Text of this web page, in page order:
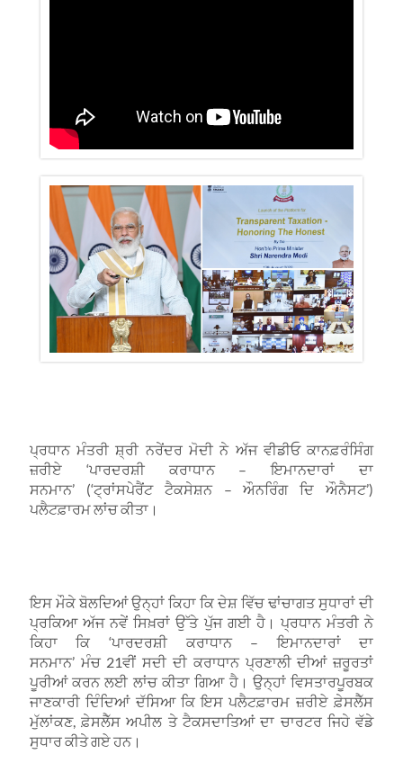
ਪ੍ਰਧਾਨ ਮੰਤਰੀ ਸ਼੍ਰੀ ਨਰੇਂਦਰ ਮੋਦੀ ਨੇ ਅੱਜ ਵੀਡੀਓ ਕਾਨਫ਼ਰੰਸਿੰਗ
ਜ਼ਰੀਏ ‘ਪਾਰਦਰਸ਼ੀ ਕਰਾਧਾਨ –ਇਮਾਨਦਾਰਾਂ ਦਾ
ਸਨਮਾਨ’ (‘ਟ੍ਰਾਂਸਪੇਰੈਂਟ ਟੈਕਸੇਸ਼ਨ –ਔਨਰਿੰਗ ਦਿ ਔਨੈਸਟ’)
ਪਲੈਟਫ਼ਾਰਮ ਲਾਂਚ ਕੀਤਾ।
ਇਸ ਮੌਕੇ ਬੋਲਦਿਆਂ ਉਨ੍ਹਾਂ ਕਿਹਾ ਕਿ ਦੇਸ਼ ਵਿੱਚ ਢਾਂਚਾਗਤ ਸੁਧਾਰਾਂ ਦੀ
ਪ੍ਰਕਿਆ ਅੱਜ ਨਵੇਂ ਸਿਖ਼ਰਾਂ ਉੱਤੇ ਪੁੱਜ ਗਈ ਹੈ। ਪ੍ਰਧਾਨ ਮੰਤਰੀ ਨੇ
ਕਿਹਾ ਕਿ ‘ਪਾਰਦਰਸ਼ੀ ਕਰਾਧਾਨ –ਇਮਾਨਦਾਰਾਂ ਦਾ
ਸਨਮਾਨ’ ਮੰਚ 21ਵੀਂ ਸਦੀ ਦੀ ਕਰਾਧਾਨ ਪ੍ਰਣਾਲੀ ਦੀਆਂ ਜ਼ਰੂਰਤਾਂ
ਪੂਰੀਆਂ ਕਰਨ ਲਈ ਲਾਂਚ ਕੀਤਾ ਗਿਆ ਹੈ। ਉਨ੍ਹਾਂ ਵਿਸਤਾਰਪੂਰਬਕ
ਜਾਣਕਾਰੀ ਦਿੰਦਿਆਂ ਦੱਸਿਆ ਕਿ ਇਸ ਪਲੈਟਫ਼ਾਰਮ ਜ਼ਰੀਏ ਫ਼ੇਸਲੈੱਸ
ਮੁੱਲਾਂਕਣ,ਫ਼ੇਸਲੈੱਸ ਅਪੀਲ ਤੇ ਟੈਕਸਦਾਤਿਆਂ ਦਾ ਚਾਰਟਰ ਜਿਹੇ ਵੱਡੇ
ਸੁਧਾਰ ਕੀਤੇ ਗਏ ਹਨ।